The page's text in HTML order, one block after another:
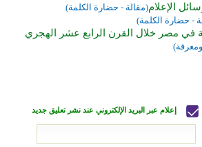
الإعلام(مقالة - حضارة الكلمة)
- حضارة الكلمة)
في مصر خلال القرن الرابع عشر الهجري
إعلام عبر البريد الإلكتروني عند نشر تعليق جديد